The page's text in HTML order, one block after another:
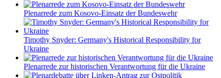
Plenarrede zum Kosovo-Einsatz der Bundeswehr
Timothy Snyder: Germany's Historical Responsibility for
Ukraine
Plenarrede zur historischen Verantwortung für die Ukraine